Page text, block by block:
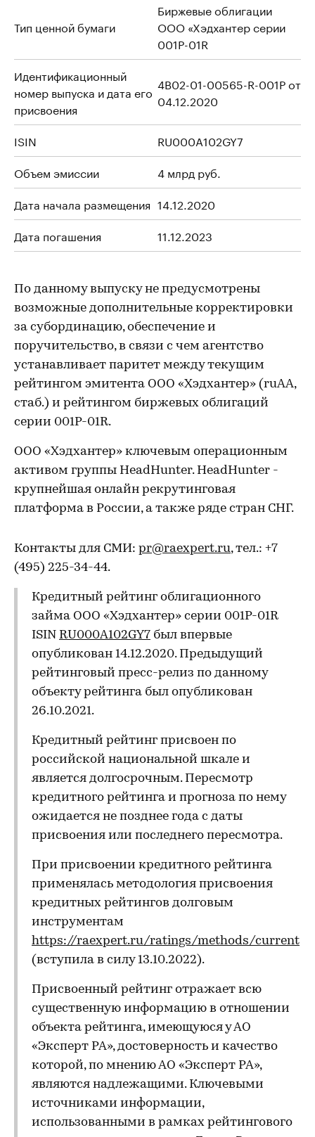
Тип ценной бумаги
Биржевые облигации
ООО «Хэдхантер серии
001Р-01R
Идентификационный
номер выпуска и дата его
присвоения
4B02-01-00565-R-001P от
04.12.2020
ISIN
RU000A102GY7
Объем эмиссии
4 млрд руб.
Дата начала размещения 14.12.2020
Дата погашения
11.12.2023
По данному выпуску не предусмотрены
возможные дополнительные корректировки
за субординацию, обеспечение и
поручительство, в связи с чем агентство
устанавливает паритет между текущим
рейтингом эмитента ООО «Хэдхантер» (ruAA,
стаб.) и рейтингом биржевых облигаций
серии 001Р-01R.
ООО «Хэдхантер» ключевым операционным
активом группы HeadHunter. HeadHunter -
крупнейшая онлайн рекрутинговая
платформа в России, а также ряде стран СНГ.
Контакты для СМИ: pr@raexpert.ru, тел.: +7
(495) 225-34-44.
Кредитный рейтинг облигационного
займа ООО «Хэдхантер» серии 001Р-01R
ISIN RU000A102GY7 был впервые
опубликован 14.12.2020. Предыдущий
рейтинговый пресс-релиз по данному
объекту рейтинга был опубликован
26.10.2021.
Кредитный рейтинг присвоен по
российской национальной шкале и
является долгосрочным. Пересмотр
кредитного рейтинга и прогноза по нему
ожидается не позднее года с даты
присвоения или последнего пересмотра.
При присвоении кредитного рейтинга
применялась методология присвоения
кредитных рейтингов долговым
инструментам
https://raexpert.ru/ratings/methods/current
(вступила в силу 13.10.2022).
Присвоенный рейтинг отражает всю
существенную информацию в отношении
объекта рейтинга, имеющуюся у АО
«Эксперт РА», достоверность и качество
которой, по мнению АО «Эксперт РА»,
являются надлежащими. Ключевыми
источниками информации,
использованными в рамках рейтингового